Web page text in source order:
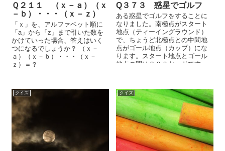
Ｑ２１１ （ｘ－ａ）（ｘ
－ｂ）・・・（ｘ－ｚ）
「ｘ」を、アルファベット順に
「a」から「z」まで引いた数を
かけていった場合、答えはいく
つになるでしょうか？ （ｘ－
ａ）（ｘ－ｂ）・・・（ｘ－
ｚ）＝？
Q３７３ 惑星でゴルフ
ある惑星でゴルフをすることに
なりました。南極点がスタート
地点（ティーイングラウンド）
で、ちょうど北極点との中間地
点がゴール地点（カップ）にな
ります。スタート地点とゴール
地点の間は２００ヤードです。
クイズ クイズ